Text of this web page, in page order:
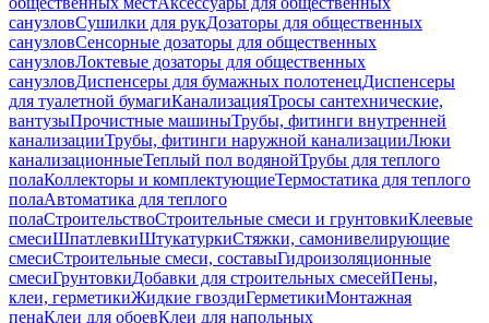
санузловСушилки для рукДозаторы для общественных
санузловСенсорные дозаторы для общественных
санузловЛоктевые дозаторы для общественных
санузловДиспенсеры для бумажных полотенецДиспенсеры
для туалетной бумагиКанализацияТросы сантехнические,
вантузыПрочистные машиныТрубы, фитинги внутренней
канализацииТрубы, фитинги наружной канализацииЛюки
канализационныеТеплый пол водянойТрубы для теплого
полаКоллекторы и комплектующиеТермостатика для теплого
полаАвтоматика для теплого
полаСтроительствоСтроительные смеси и грунтовкиКлеевые
смесиШпатлевкиШтукатуркиСтяжки, самонивелирующие
смесиСтроительные смеси, составыГидроизоляционные
смесиГрунтовкиДобавки для строительных смесейПены,
клеи, герметикиЖидкие гвоздиГерметикиМонтажная
пенаКлеи для обоевКлеи для напольных